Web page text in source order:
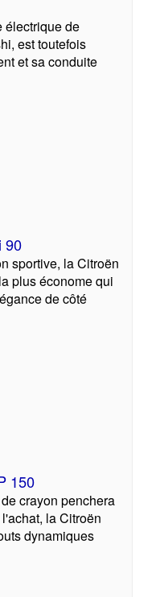
électrique de
est toutefois
et sa conduite
90
sportive, la Citroën
plus économe qui
de côté
150
crayon penchera
la Citroën
dynamiques